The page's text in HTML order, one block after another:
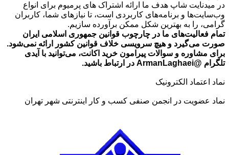
تا
تومان549,000
در میدنایت شاپ هدف ما ارائه اشتراک های پرمیوم برای انواع
وب‌سایت‌ها و برنامه‌های کاربردی است، تا نیازهای شما، کاربران
گرامی، را به بهترین شکل ممکن برآورده سازیم.
تمام فعالیت‌های ما در چارچوب قوانین جمهوری اسلامی ایران
صورت می‌گیرد و هیچ سرویسی خلاف قوانین کشور ارائه نمی‌شود.
برای مشاوره و سوالات پیرامون خرید اکانت، می‌توانید با آیدی
تلگرام @ArmanLaghaei در ارتباط باشید.
نماد اعتماد الکترونیک
نماد عضویت در انجمن صنفی کسب و کار اینترنتی شهر تهران